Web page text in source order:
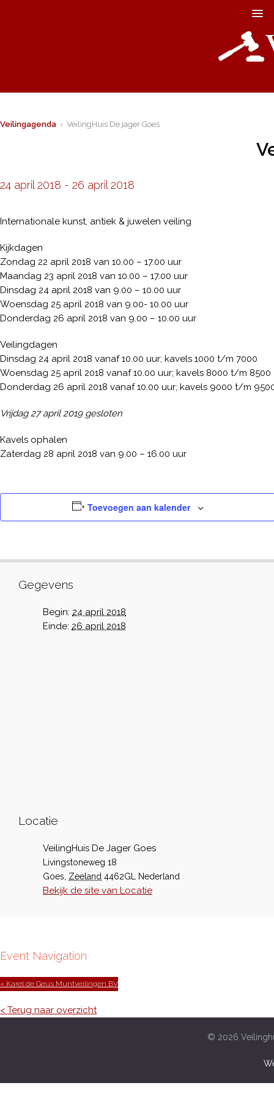
Veilingagenda › VeilingHuis De jager Goes
24 april 2018 - 26 april 2018
Internationale kunst, antiek & juwelen veiling
Kijkdagen
Zondag 22 april 2018 van 10.00 – 17.00 uur
Maandag 23 april 2018 van 10.00 – 17.00 uur
Dinsdag 24 april 2018 van 9.00 – 10.00 uur
Woensdag 25 april 2018 van 9.00- 10.00 uur
Donderdag 26 april 2018 van 9.00 – 10.00 uur
Veilingdagen
Dinsdag 24 april 2018 vanaf 10.00 uur; kavels 1000 t/m 7000
Woensdag 25 april 2018 vanaf 10.00 uur; kavels 8000 t/m 8500
Donderdag 26 april 2018 vanaf 10.00 uur; kavels 9000 t/m
Vrijdag 27 april 2019 gesloten
Kavels ophalen
Zaterdag 28 april 2018 van 9.00 – 16.00 uur
Toevoegen aan kalender
Gegevens
Begin: 24 april 2018
Einde: 26 april 2018
Locatie
VeilingHuis De Jager Goes
Livingstoneweg 18
Goes Zeeland 4462GL Nederland
Bekijk de site van Locatie
Event Navigation
« Karel de Geus Muntveilingen BV
< Terug naar overzicht
© 2026